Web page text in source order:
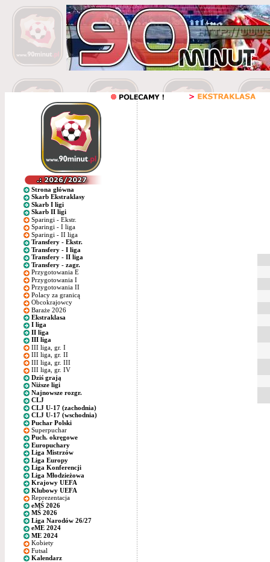
Strona główna
Skarb Ekstraklasy
Skarb I ligi
Skarb II ligi
Sparingi - Ekstr.
Sparingi - I liga
Sparingi - II liga
Transfery - Ekstr.
Transfery - I liga
Transfery - II liga
Transfery - zagr.
Przygotowania E
Przygotowania I
Przygotowania II
Polacy za granicą
Obcokrajowcy
Baraże 2026
Ekstraklasa
I liga
II liga
III liga
III liga, gr. I
III liga, gr. II
III liga, gr. III
III liga, gr. IV
Dziś grają
Niższe ligi
Najnowsze rozgr.
CLJ
CLJ U-17 (zachodnia)
CLJ U-17 (wschodnia)
Puchar Polski
Superpuchar
Puch. okręgowe
Europuchary
Liga Mistrzów
Liga Europy
Liga Konferencji
Liga Młodzieżowa
Krajowy UEFA
Klubowy UEFA
Reprezentacja
eMŚ 2026
MŚ 2026
Liga Narodów 26/27
eME 2024
ME 2024
Kobiety
Futsal
Kalendarz